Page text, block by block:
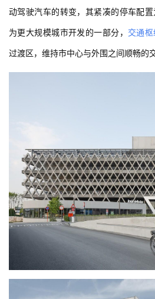
动驾驶汽车的转变，其紧凑的停车配
为更大规模城市开发的一部分， 交通枢
过渡区，维持市中心与外围之间顺畅的